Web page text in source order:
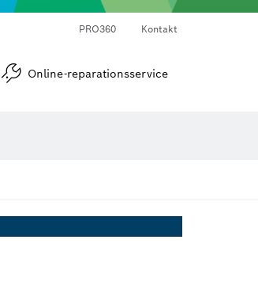
PRO360 Kontakt
Online-reparationsservice